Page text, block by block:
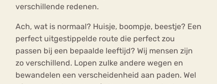
verschillende redenen.
Ach, wat is normaal? Huisje, boompje, beestje? Een
perfect uitgestippelde route die perfect zou
passen bij een bepaalde leeftijd? Wij mensen zijn
zo verschillend. Lopen zulke andere wegen en
bewandelen een verscheidenheid aan paden. Wel